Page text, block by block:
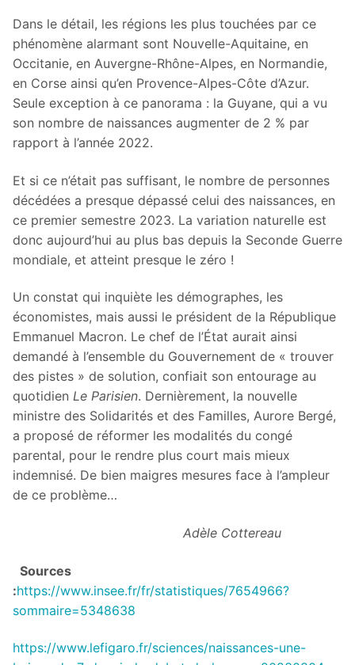
Dans le détail, les régions les plus touchées par ce
phénomène alarmant sont Nouvelle-Aquitaine, en
Occitanie, en Auvergne-Rhône-Alpes, en Normandie,
en Corse ainsi qu’en Provence-Alpes-Côte d’Azur.
Seule exception à ce panorama : la Guyane, qui a vu
son nombre de naissances augmenter de 2 % par
rapport à l’année 2022.
Et si ce n’était pas suffisant, le nombre de personnes
décédées a presque dépassé celui des naissances, en
ce premier semestre 2023. La variation naturelle est
donc aujourd’hui au plus bas depuis la Seconde Guerre
mondiale, et atteint presque le zéro !
Un constat qui inquiète les démographes, les
économistes, mais aussi le président de la République
Emmanuel Macron. Le chef de l’État aurait ainsi
demandé à l’ensemble du Gouvernement de « trouver
des pistes » de solution, confiait son entourage au
quotidien Le Parisien. Dernièrement, la nouvelle
ministre des Solidarités et des Familles, Aurore Bergé,
a proposé de réformer les modalités du congé
parental, pour le rendre plus court mais mieux
indemnisé. De bien maigres mesures face à l’ampleur
de ce problème…
Adèle Cottereau
Sources
:https://www.insee.fr/fr/statistiques/7654966?
sommaire=5348638
https://www.lefigaro.fr/sciences/naissances-une-